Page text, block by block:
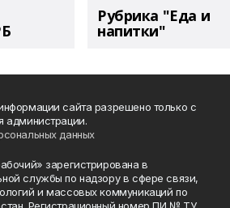
Рубрика "Еда и
напитки"
сайта разрешено только с
администрации.
данных
зарегистрирована в
службы по надзору в сфере связи,
и массовых коммуникаций по